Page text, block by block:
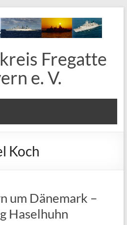
Fregatte
e. V.
Koch
um Dänemark –
Haselhuhn